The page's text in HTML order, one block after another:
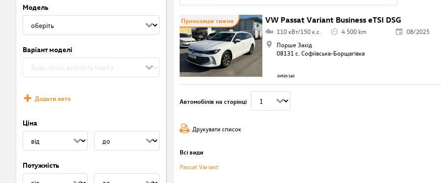
Модель
Варіант моделі
Додати авто
Ціна
Потужність
Пропозиція тижня VW Passat Variant Business eTSI DSG
110 кВт/150 к.с. 4 500 km
08/2025
Порше Захід
08131 с. Софіївська-Борщагівкa
24920/160
Автомобілів на сторінці
Друкувати список
Всі види
Passat Variant